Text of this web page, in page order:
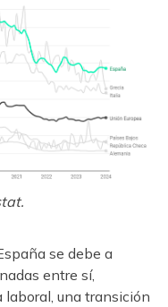
se debe a
entre sí,
una transición